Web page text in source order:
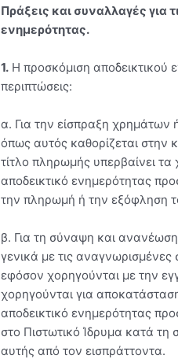
Πράξεις και συναλλαγές για
ενημερότητας.
1. Η προσκόμιση αποδεικτικού
περιπτώσεις:
α. Για την είσπραξη
όπως αυτός καθορίζεται στην
τίτλο πληρωμής υπερβαίνει
αποδεικτικό ενημερότητας
την πληρωμή ή την εξόφληση
β. Για τη σύναψη και
γενικά με τις
εφόσον χορηγούνται με την
χορηγούνται για
αποδεικτικό ενημερότητας
στο Πιστωτικό Ίδρυμα κατά
αυτής από τον εισπράττοντα.